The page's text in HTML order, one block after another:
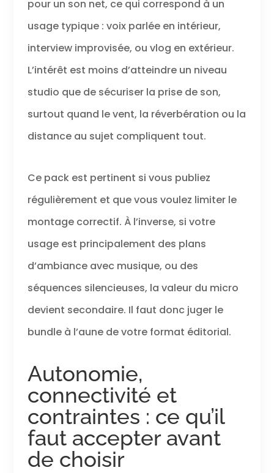
pour un son net, ce qui correspond à un
usage typique : voix parlée en intérieur,
interview improvisée, ou vlog en extérieur.
L’intérêt est moins d’atteindre un niveau
studio que de sécuriser la prise de son,
surtout quand le vent, la réverbération ou la
distance au sujet compliquent tout.
Ce pack est pertinent si vous publiez
régulièrement et que vous voulez limiter le
montage correctif. À l’inverse, si votre
usage est principalement des plans
d’ambiance avec musique, ou des
séquences silencieuses, la valeur du micro
devient secondaire. Il faut donc juger le
bundle à l’aune de votre format éditorial.
Autonomie,
connectivité et
contraintes : ce qu’il
faut accepter avant
de choisir